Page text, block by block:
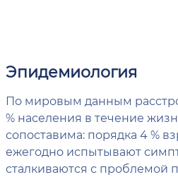
Эпидемиология
По мировым данным
% населения в течение
сопоставима: порядка 4 %
ежегодно испытывают
сталкиваются с проблемой